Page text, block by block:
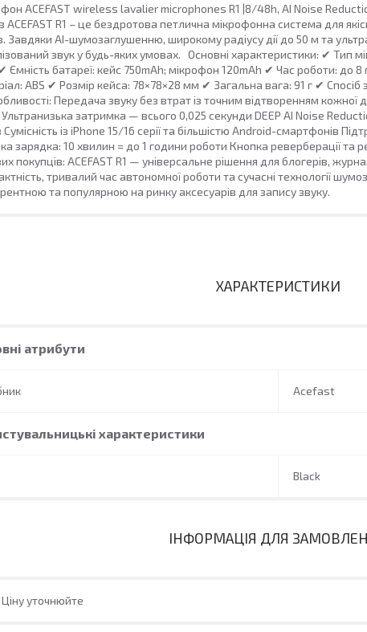
ACEFAST wireless lavalier microphones R1 |8/48h, AI Noise
ACEFAST R1 – це бездротова петлична мікрофонна система для
Завдяки AI-шумозаглушенню, широкому радіусу дії до 50 м та
звук у будь-яких умовах. Основні характеристики: ✔ Тип
Ємність батареї: кейс 750mAh; мікрофон 120mAh ✔ Час роботи: до
ABS ✔ Розмір кейса: 78×78×28 мм ✔ Загальна вага: 91 г ✔
Передача звуку без втрат із точним відтворенням кожної
Ультранизька затримка — всього 0,025 секунди DEEP AI Noise
із iPhone 15/16 серії та більшістю Android-смартфонів
зарядка: 10 хвилин = до 1 години роботи Кнопка реверберації
покупців: ACEFAST R1 — універсальне рішення для блогерів,
тривалий час автономної роботи та сучасні технології
та популярною на ринку аксесуарів для запису звуку.
ХАРАКТЕРИСТИКИ
атрибути
Acefast
характеристики
Black
ІНФОРМАЦІЯ ДЛЯ
Ціну уточнюйте